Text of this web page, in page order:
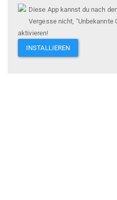
Diese App kannst du nach
Vergesse nicht, "Unbekannte
aktivieren!
INSTALLIEREN